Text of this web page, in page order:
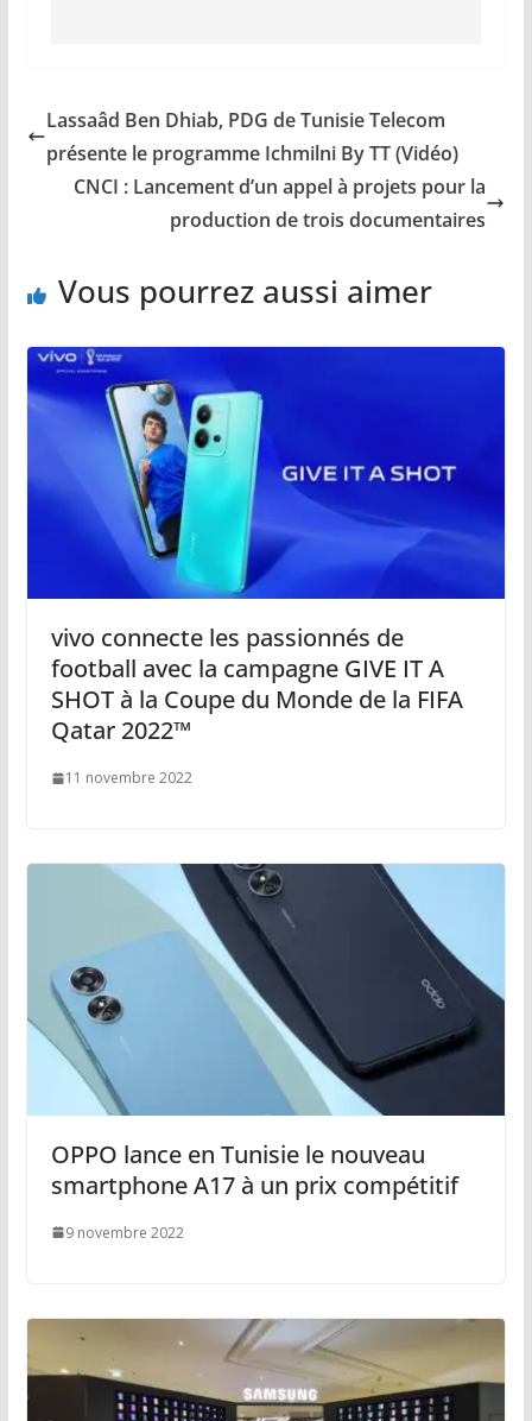
Lassaâd Ben Dhiab, PDG de Tunisie Telecom
présente le programme Ichmilni By TT (Vidéo)
CNCI : Lancement d’un appel à projets pour la
production de trois documentaires
Vous pourrez aussi aimer
vivo connecte les passionnés de
football avec la campagne GIVE IT A
SHOT à la Coupe du Monde de la FIFA
Qatar 2022™
11 novembre 2022
OPPO lance en Tunisie le nouveau
smartphone A17 à un prix compétitif
9 novembre 2022